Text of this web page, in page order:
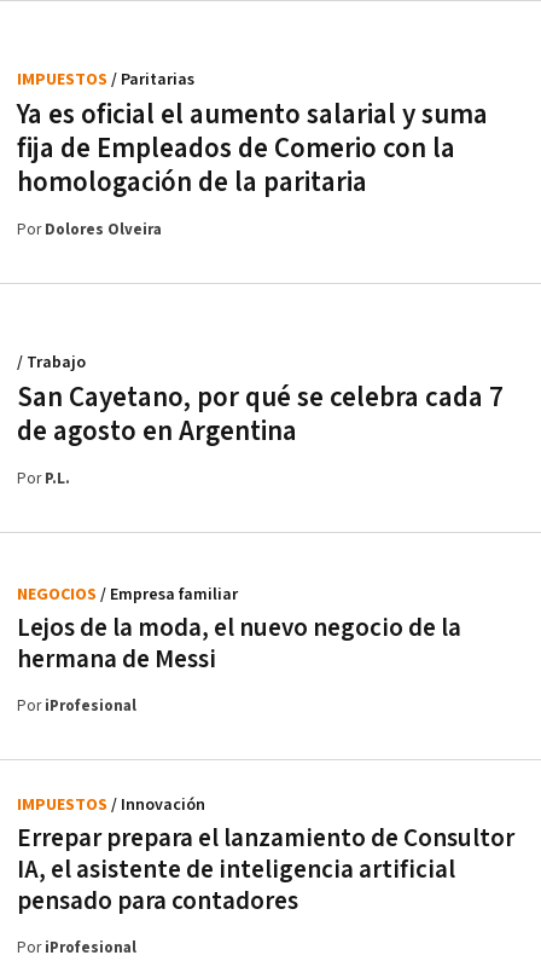
Ya es oficial el aumento salarial y suma
fija de Empleados de Comerio con la
homologación de la paritaria
IMPUESTOS / Paritarias
PorDolores Olveira
San Cayetano, por qué se celebra cada 7
de agosto en Argentina
/ Trabajo
PorP.L.
Lejos de la moda, el nuevo negocio de la
hermana de Messi
NEGOCIOS / Empresa familiar
PoriProfesional
Errepar prepara el lanzamiento de Consultor
IA, el asistente de inteligencia artificial
pensado para contadores
IMPUESTOS / Innovación
PoriProfesional